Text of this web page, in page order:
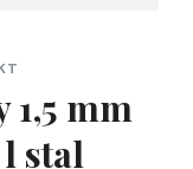
mm
stal